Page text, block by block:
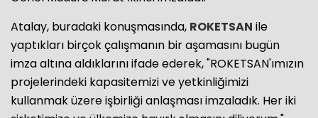
Atalay, buradaki konuşmasında, ROKETSAN ile
yaptıkları birçok çalışmanın bir aşamasını bugün
imza altına aldıklarını ifade ederek, "ROKETSAN'ımızın
projelerindeki kapasitemizi ve yetkinliğimizi
kullanmak üzere işbirliği anlaşması imzaladık. Her iki